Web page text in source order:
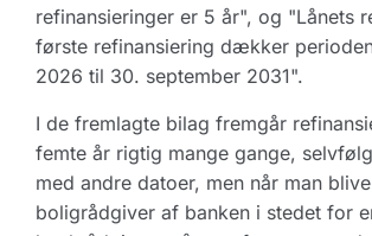
refinansieringer er 5 år", og "Lånets
første refinansiering dækker
2026 til 30. september 2031".
I de fremlagte bilag fremgår
femte år rigtig mange gange,
med andre datoer, men når man
boligrådgiver af banken i stedet for